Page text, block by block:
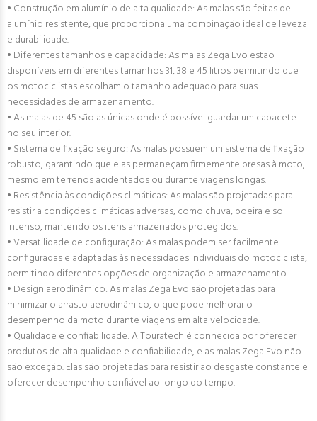
• Construção em alumínio de alta qualidade: As malas são feitas de
alumínio resistente, que proporciona uma combinação ideal de leveza
e durabilidade.
• Diferentes tamanhos e capacidade: As malas Zega Evo estão
disponíveis em diferentes tamanhos 31, 38 e 45 litros permitindo que
os motociclistas escolham o tamanho adequado para suas
necessidades de armazenamento.
• As malas de 45 são as únicas onde é possível guardar um capacete
no seu interior.
• Sistema de fixação seguro: As malas possuem um sistema de fixação
robusto, garantindo que elas permaneçam firmemente presas à moto,
mesmo em terrenos acidentados ou durante viagens longas.
• Resistência às condições climáticas: As malas são projetadas para
resistir a condições climáticas adversas, como chuva, poeira e sol
intenso, mantendo os itens armazenados protegidos.
• Versatilidade de configuração: As malas podem ser facilmente
configuradas e adaptadas às necessidades individuais do motociclista,
permitindo diferentes opções de organização e armazenamento.
• Design aerodinâmico: As malas Zega Evo são projetadas para
minimizar o arrasto aerodinâmico, o que pode melhorar o
desempenho da moto durante viagens em alta velocidade.
• Qualidade e confiabilidade: A Touratech é conhecida por oferecer
produtos de alta qualidade e confiabilidade, e as malas Zega Evo não
são exceção. Elas são projetadas para resistir ao desgaste constante e
oferecer desempenho confiável ao longo do tempo.